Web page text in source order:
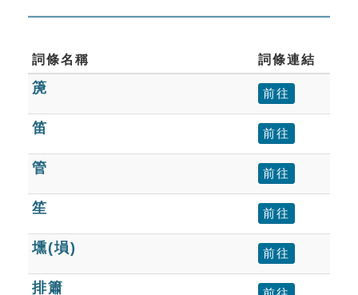
遊戲專區
教學應用
貓頭鷹博士
詞條名稱 詞條連結
箎 前往
笛 前往
管 前往
笙 前往
壎(塤) 前往
排簫